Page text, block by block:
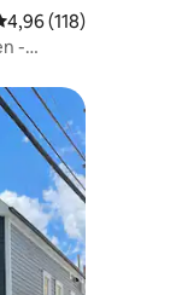
arvio
4,96 (118)
-